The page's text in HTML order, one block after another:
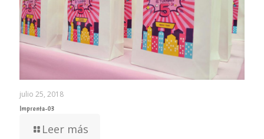
julio 25, 2018
Imprenta-03
Leer más